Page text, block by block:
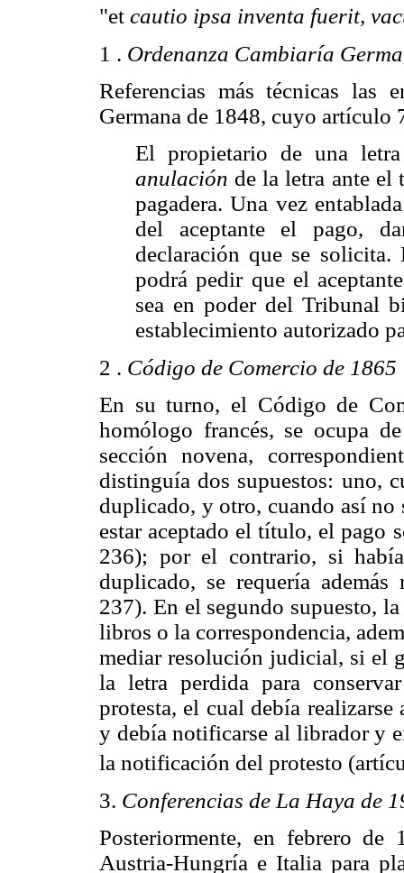
"et cautio ipsa inventa fuerit,
1 . Ordenanza Cambiaría
Referencias más técnicas las
Germana de 1848, cuyo artículo
El propietario de una
anulación de la letra ante el
pagadera. Una vez
del aceptante el pago,
declaración que se
podrá pedir que el
sea en poder del Tribunal
establecimiento autorizado
2 . Código de Comercio de 1865
En su turno, el Código de
homólogo francés, se ocupa
sección novena,
distinguía dos supuestos: uno,
duplicado, y otro, cuando así no
estar aceptado el título, el pago
236); por el contrario, si
duplicado, se requería
237). En el segundo supuesto,
libros o la correspondencia,
mediar resolución judicial, si el
la letra perdida para
protesta, el cual debía
y debía notificarse al librador y
la notificación del protesto
3. Conferencias de La Haya de
Posteriormente, en febrero de
Austria-Hungría e Italia para